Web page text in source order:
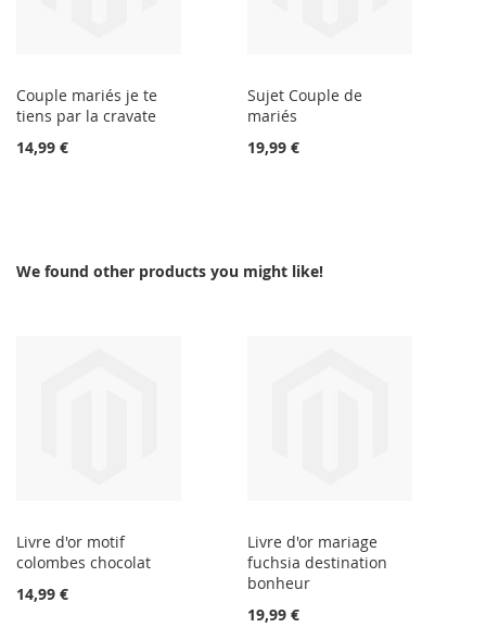
Couple mariés je te
tiens par la cravate
14,99 €
Sujet Couple de
mariés
19,99 €
We found other products you might like!
Livre d'or motif
colombes chocolat
14,99 €
Livre d'or mariage
fuchsia destination
bonheur
19,99 €